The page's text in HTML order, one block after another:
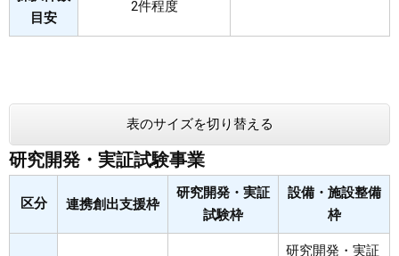
目安
2件程度
表のサイズを切り替える
研究開発・実証試験事業
区分 連携創出支援枠
研究開発・実証
試験枠
設備・施設整備
枠
研究開発・実証